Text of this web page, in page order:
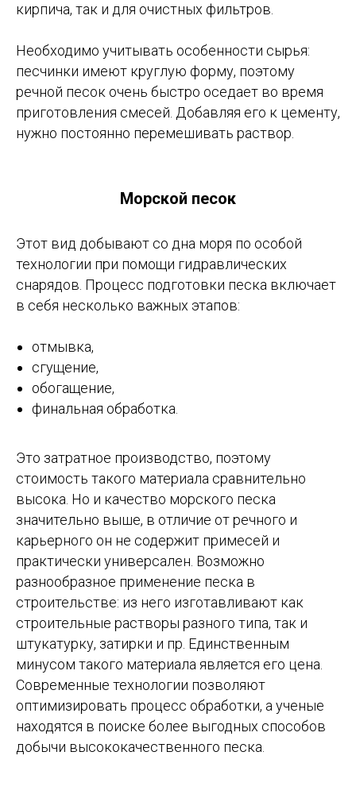
кирпича, так и для очистных фильтров.
Необходимо учитывать особенности сырья:
песчинки имеют круглую форму, поэтому
речной песок очень быстро оседает во время
приготовления смесей. Добавляя его к цементу,
нужно постоянно перемешивать раствор.
Морской песок
Этот вид добывают со дна моря по особой
технологии при помощи гидравлических
снарядов. Процесс подготовки песка включает
в себя несколько важных этапов:
отмывка,
сгущение,
обогащение,
финальная обработка.
Это затратное производство, поэтому
стоимость такого материала сравнительно
высока. Но и качество морского песка
значительно выше, в отличие от речного и
карьерного он не содержит примесей и
практически универсален. Возможно
разнообразное применение песка в
строительстве: из него изготавливают как
строительные растворы разного типа, так и
штукатурку, затирки и пр. Единственным
минусом такого материала является его цена.
Современные технологии позволяют
оптимизировать процесс обработки, а ученые
находятся в поиске более выгодных способов
добычи высококачественного песка.